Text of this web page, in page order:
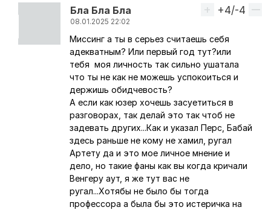
Бла Бла Бла
08.01.2025 22:02
Ответ на комментарий пользователя
Вверх
+4/-4
Миссинг а ты в серьез считаешь себя
адекватным? Или первый год тут?или
тебя моя личность так сильно ушатала
что ты не как не можешь успокоиться и
держишь обидчевость?
А если как юзер хочешь засуетиться в
разговорах, так делай это так чтоб не
задевать других...Как и указал Перс, Бабай
здесь раньше не кому не хамил, ругал
Артету да и это мое личное мнение и
дело, но такие фаны как вы когда кричали
Венгеру аут, я же тут вас не
ругал...Хотябы не было бы тогда
профессора а была бы это истеричка на